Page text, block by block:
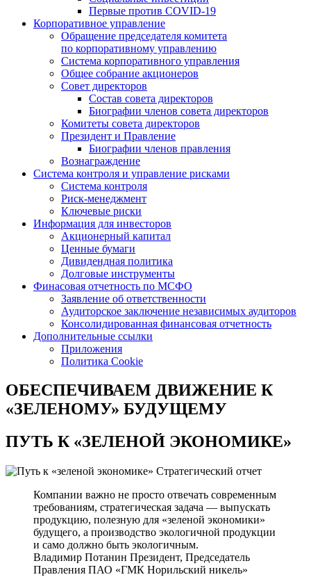
Первые против COVID‑19
Корпоративное управление
Обращение председателя комитета
по корпоративному управлению
Система корпоративного управления
Общее собрание акционеров
Совет директоров
Состав совета директоров
Биографии членов совета директоров
Комитеты совета директоров
Президент и Правление
Биографии членов правления
Вознаграждение
Система контроля и управление рисками
Система контроля
Риск-менеджмент
Ключевые риски
Информация для инвесторов
Акционерный капитал
Ценные бумаги
Дивидендная политика
Долговые инструменты
Финасовая отчетность по МСФО
Заявление об ответственности
Аудиторское заключение независимых аудиторов
Консолидированная финансовая отчетность
Дополнительные ссылки
Приложения
Политика Cookie
ОБЕСПЕЧИВАЕМ ДВИЖЕНИЕ К
«ЗЕЛЕНОМУ» БУДУЩЕМУ
ПУТЬ К«ЗЕЛЕНОЙ ЭКОНОМИКЕ»
Стратегический отчет
Компании важно не просто отвечать современным
требованиям, стратегическая задача — выпускать
продукцию, полезную для «зеленой экономики»
будущего, а производство экологичной продукции
и само должно быть экологичным.
Владимир Потанин Президент, Председатель
Правления ПАО «ГМК Норильский никель»